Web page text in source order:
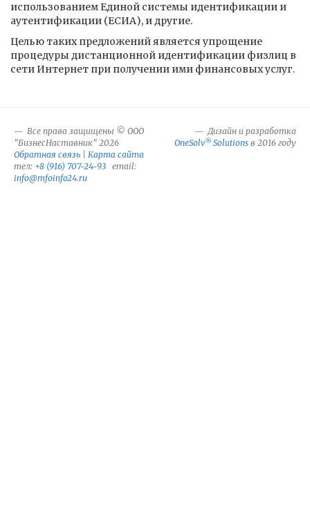
использованием Единой системы идентификации и
аутентификации (ЕСИА), и другие.
Целью таких предложений является упрощение
процедуры дистанционной идентификации физлиц в
сети Интернет при получении ими финансовых услуг.
Все права защищены © ООО
"БизнесНаставник" 2026
Обратная связь
Карта сайта
тел: +8 (916) 707-24-93 email:
info@mfoinfo24.ru
Дизайн и разработка
OneSolv® Solutions в 2016 году